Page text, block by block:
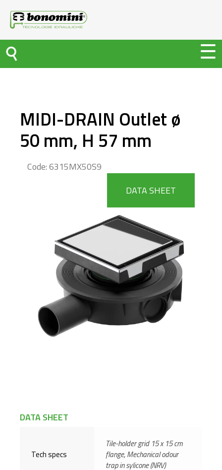
MIDI-DRAIN Outlet ø
50 mm, H 57 mm
Code: 6315MX50S9
DATA SHEET
DATA SHEET
Tech specs
Tile-holder grid 15 x 15 cm
flange, Mechanical odour
trap in sylicone (NRV)